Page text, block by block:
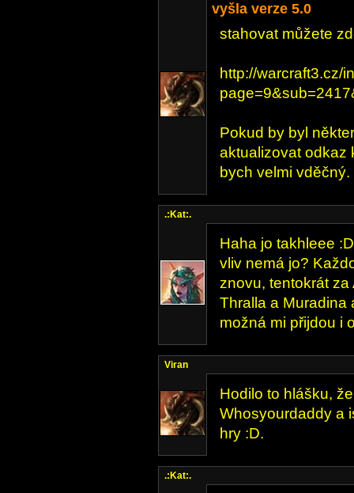
vyšla verze 5.0
stahovat můžete
http://warcraft3.cz/
Pokud by byl
aktualizovat odkaz
bych velmi vděčný.
.:Kat:.
Haha jo takhleee
vliv nemá jo?
znovu, tentokrát
Thralla a Muradina
možná mi přijdou i
Viran
Hodilo to hlášku,
Whosyourdaddy a
hry :D.
.:Kat:.